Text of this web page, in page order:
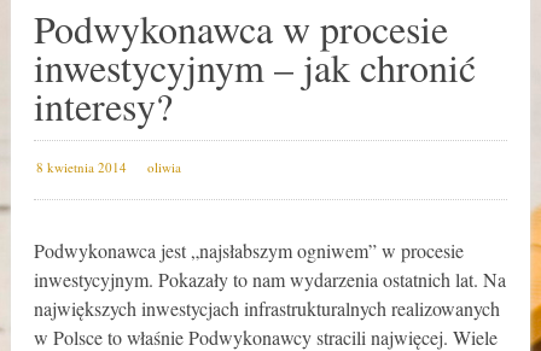
Podwykonawca w procesie
inwestycyjnym – jak chronić
interesy?
8 kwietnia 2014 oliwia
Podwykonawca jest „najsłabszym ogniwem” w procesie
inwestycyjnym. Pokazały to nam wydarzenia ostatnich lat. Na
największych inwestycjach infrastrukturalnych realizowanych
w Polsce to właśnie Podwykonawcy stracili najwięcej. Wiele